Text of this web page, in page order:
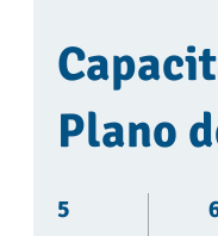
Plano
5
5 dias